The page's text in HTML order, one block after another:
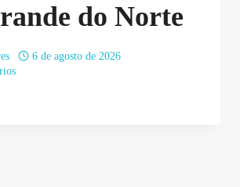
do Norte
6 de agosto de 2026